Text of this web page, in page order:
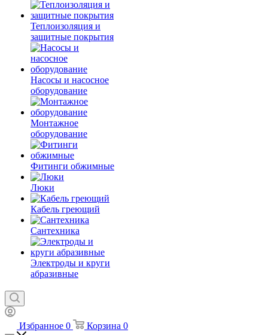
Теплоизоляция и
защитные покрытия
Насосы и насосное
оборудование
Монтажное
оборудование
Фитинги обжимные
Люки
Кабель греющий
Сантехника
Электроды и круги
абразивные
Избранное 0 Корзина 0